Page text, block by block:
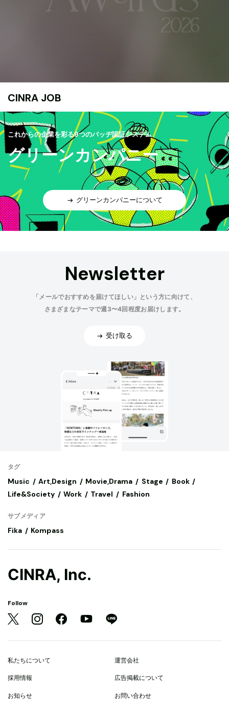
CINRA JOB
これからの企業を彩る9つのバッヂ認証システム
グリーンカンパニー
グリーンカンパニーについて
Newsletter
「メールでおすすめを届けてほしい」という方に向けて、
さまざまなテーマで週3〜4回程度お届けします。
受け取る
タグ
Music Art,Design Movie,Drama Stage
Book
Life&Society
Work Travel Fashion
サブメディア
Fika Kompass
CINRA, Inc.
Follow
私たちについて 運営会社
採用情報 広告掲載について
お知らせ お問い合わせ